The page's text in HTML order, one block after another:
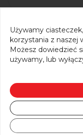
Używamy
korzystania z naszej
Możesz dowiedzieć
używamy, lub